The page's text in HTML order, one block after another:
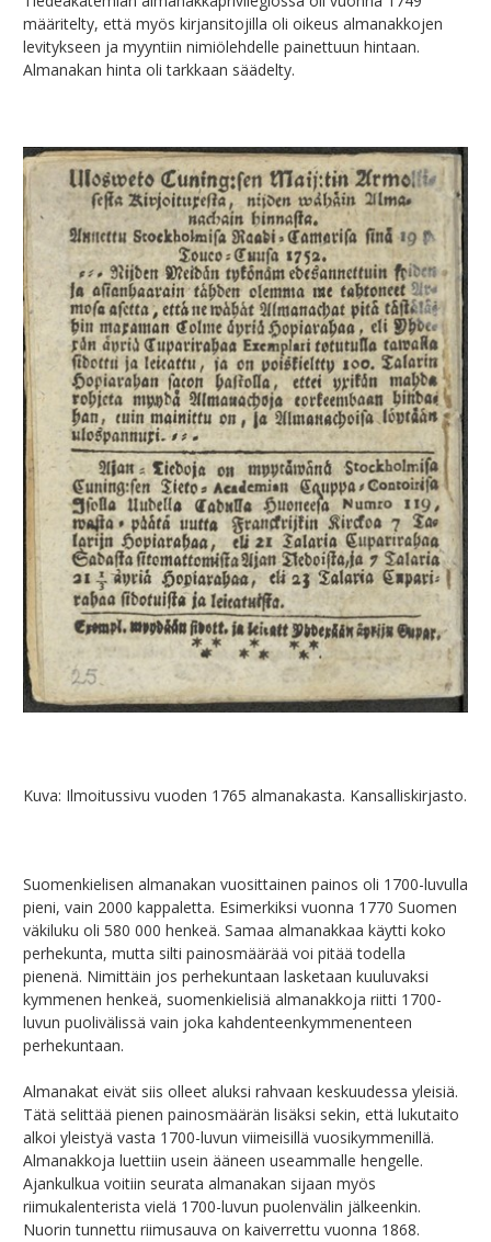
matkustaminen antiikin maailmassa
Vähäsen Amerikasta eli kertoelmia
Suomen hotellit 1938
Tarzan was an Eco-tourist
Neuvostoliitto 1945-1980
Sylvin matkassa – yksityiset päiväkirjat
määritelty, että myös kirjansitojilla oli oikeus almanakkojen
levitykseen ja myyntiin nimiölehdelle painettuun hintaan.
Almanakan hinta oli tarkkaan säädelty.
Kuva: Ilmoitussivu vuoden 1765 almanakasta. Kansalliskirjasto.
Suomenkielisen almanakan vuosittainen painos oli 1700-luvulla
pieni, vain 2000 kappaletta. Esimerkiksi vuonna 1770 Suomen
väkiluku oli 580 000 henkeä. Samaa almanakkaa käytti koko
perhekunta, mutta silti painosmäärää voi pitää todella
pienenä. Nimittäin jos perhekuntaan lasketaan kuuluvaksi
kymmenen henkeä, suomenkielisiä almanakkoja riitti 1700-
luvun puolivälissä vain joka kahdenteenkymmenenteen
perhekuntaan.
Almanakat eivät siis olleet aluksi rahvaan keskuudessa yleisiä.
Tätä selittää pienen painosmäärän lisäksi sekin, että lukutaito
alkoi yleistyä vasta 1700-luvun viimeisillä vuosikymmenillä.
Almanakkoja luettiin usein ääneen useammalle hengelle.
Ajankulkua voitiin seurata almanakan sijaan myös
riimukalenterista vielä 1700-luvun puolenvälin jälkeenkin.
Nuorin tunnettu riimusauva on kaiverrettu vuonna 1868.